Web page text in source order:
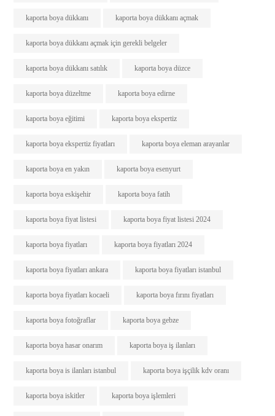
kaporta boya dükkanı kaporta boya dükkanı açmak
kaporta boya dükkanı açmak için gerekli belgeler
kaporta boya dükkanı satılık kaporta boya düzce
kaporta boya düzeltme kaporta boya edirne
kaporta boya eğitimi kaporta boya ekspertiz
kaporta boya ekspertiz fiyatları kaporta boya eleman arayanlar
kaporta boya en yakın kaporta boya esenyurt
kaporta boya eskişehir kaporta boya fatih
kaporta boya fiyat listesi kaporta boya fiyat listesi 2024
kaporta boya fiyatları kaporta boya fiyatları 2024
kaporta boya fiyatları ankara kaporta boya fiyatları istanbul
kaporta boya fiyatları kocaeli kaporta boya fırını fiyatları
kaporta boya fotoğraflar kaporta boya gebze
kaporta boya hasar onarım kaporta boya iş ilanları
kaporta boya is ilanları istanbul kaporta boya işçilik kdv oranı
kaporta boya iskitler kaporta boya işlemleri